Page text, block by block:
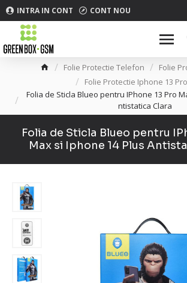
INTRA IN CONT CONT NOU
Folie Protectie Telefon
Folie
Folie Protectie Iphone 13
Folia de Sticla Blueo pentru IPhone 13 Pro
ntistatica Clara
Folia de Sticla Blueo pentru
Max si Iphone 14 Plus